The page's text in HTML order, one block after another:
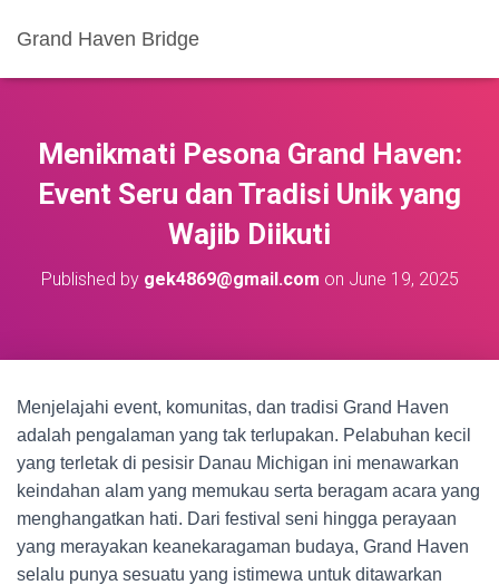
Grand Haven Bridge
Menikmati Pesona Grand Haven:
Event Seru dan Tradisi Unik yang
Wajib Diikuti
Published by gek4869@gmail.com on June 19, 2025
Menjelajahi event, komunitas, dan tradisi Grand Haven
adalah pengalaman yang tak terlupakan. Pelabuhan kecil
yang terletak di pesisir Danau Michigan ini menawarkan
keindahan alam yang memukau serta beragam acara yang
menghangatkan hati. Dari festival seni hingga perayaan
yang merayakan keanekaragaman budaya, Grand Haven
selalu punya sesuatu yang istimewa untuk ditawarkan